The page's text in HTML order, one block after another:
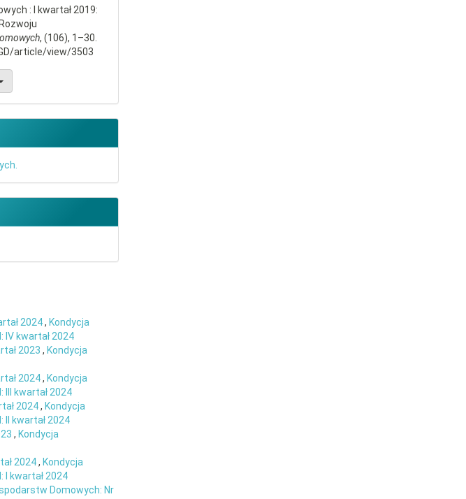
: I kwartał 2019:
, (106), 1–30.
article/view/3503
2024, Kondycja
IV kwartał 2024
2023 , Kondycja
2024, Kondycja
III kwartał 2024
2024, Kondycja
II kwartał 2024
, Kondycja
2024, Kondycja
I kwartał 2024
Domowych: Nr